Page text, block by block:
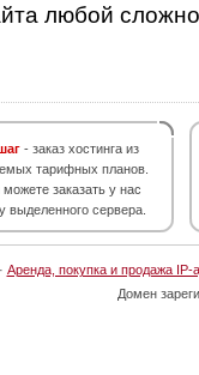
любой
- заказ хостинга из
тарифных планов.
заказать у нас
выделенного сервера.
Аренда, покупка и продажа IP-
Домен